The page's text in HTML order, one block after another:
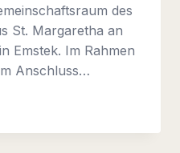
des
St. Margaretha an
Emstek. Im Rahmen
Anschluss…